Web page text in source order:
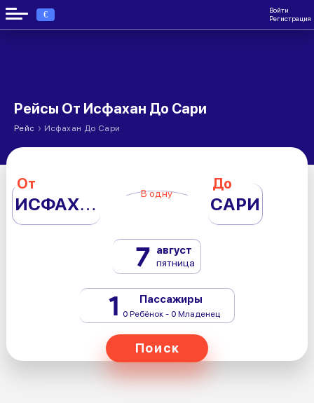
€
Войти
Регистрация
Рейсы От Исфахан До Сари
Рейс › Исфахан До Сари
От
ИСФАХАН В одну
До
САРИ
7 август
пятница
1 Пассажиры
0 Ребёнок - 0 Младенец
Поиск